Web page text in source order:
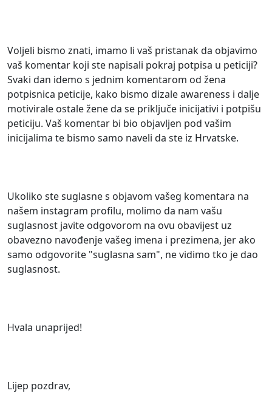
Voljeli bismo znati, imamo li vaš pristanak da objavimo
vaš komentar koji ste napisali pokraj potpisa u peticiji?
Svaki dan idemo s jednim komentarom od žena
potpisnica peticije, kako bismo dizale awareness i dalje
motivirale ostale žene da se priključe inicijativi i potpišu
peticiju. Vaš komentar bi bio objavljen pod vašim
inicijalima te bismo samo naveli da ste iz Hrvatske.
Ukoliko ste suglasne s objavom vašeg komentara na
našem instagram profilu, molimo da nam vašu
suglasnost javite odgovorom na ovu obavijest uz
obavezno navođenje vašeg imena i prezimena, jer ako
samo odgovorite "suglasna sam", ne vidimo tko je dao
suglasnost.
Hvala unaprijed!
Lijep pozdrav,